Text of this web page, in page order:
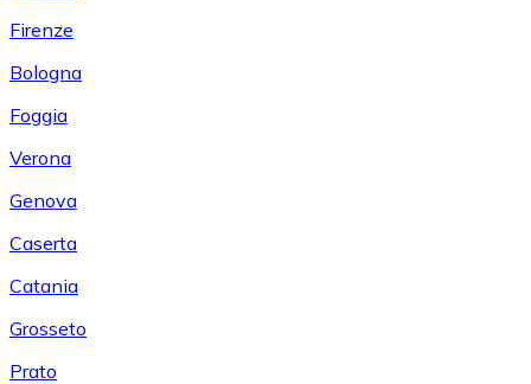
Firenze
Bologna
Foggia
Verona
Genova
Caserta
Catania
Grosseto
Prato